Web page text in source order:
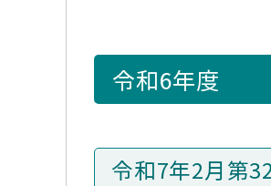
令和6年度
令和7年2月第